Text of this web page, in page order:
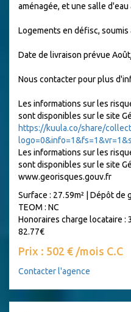
aménagée, et une salle d'eau
Logements en défisc,
Date de livraison prévue
Nous contacter pour plus
Les informations sur les
sont disponibles sur le site
https://kuula.co/share/
Les informations sur les
sont disponibles sur le site
www.georisques.gouv.fr
Surface : 27.59m² | Dépôt de
TEOM : NC
Honoraires charge locataire :
82.77€
Prix : 502 € /mois C.C
Contacter l'agence